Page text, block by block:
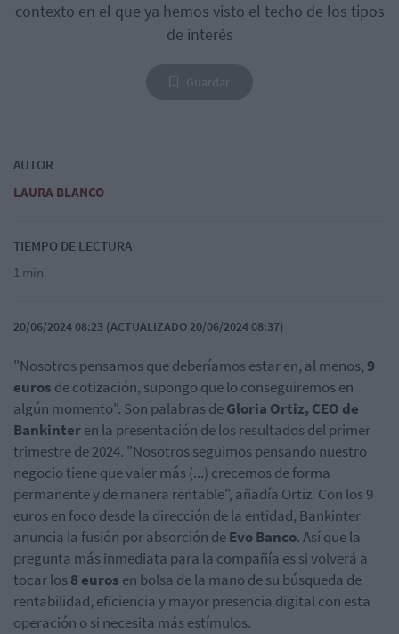
contexto en el que ya hemos visto el techo de los tipos
de interés
AUTOR
LAURA BLANCO
TIEMPO DE LECTURA
1 min
20/06/2024 08:23 (ACTUALIZADO 20/06/2024 08:37)
"Nosotros pensamos que deberíamos estar en, al menos, 9
euros de cotización, supongo que lo conseguiremos en
algún momento". Son palabras deGloria Ortiz, CEO de
Bankinteren la presentación de los resultados del primer
trimestre de 2024. "Nosotros seguimos pensando nuestro
negocio tiene que valer más (...) crecemos de forma
permanente y de manera rentable", añadía Ortiz. Con los 9
euros en foco desde la dirección de la entidad, Bankinter
anuncia la fusión por absorción deEvo Banco. Así que la
pregunta más inmediata para la compañía es si volverá a
tocar los8 euros en bolsa de la mano de su búsqueda de
rentabilidad, eficiencia y mayor presencia digital con esta
operación o si necesita más estímulos.